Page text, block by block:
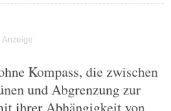
Kompass, die zwischen
und Abgrenzung zur
ihrer Abhängigkeit von